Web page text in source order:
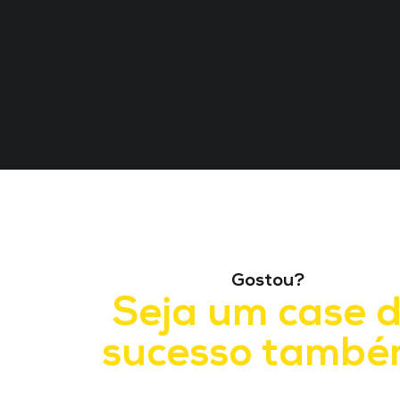
Gostou?
Seja um case
sucesso